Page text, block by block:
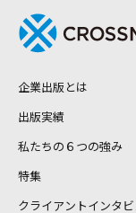
企業出版とは
出版実績
私たちの６つの強み
特集
クライアントインタ